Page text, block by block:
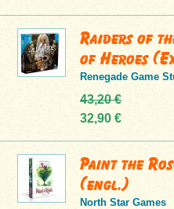
Raiders of
of Heroes
Renegade Game
43,20 €
32,90 €
Paint the
(engl.)
North Star Games